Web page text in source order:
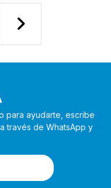
para ayudarte, escribe
través de WhatsApp y